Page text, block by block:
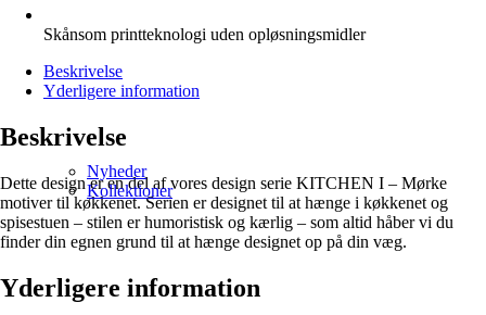
Nyheder
Kollektioner
Skånsom printteknologi uden opløsningsmidler
Beskrivelse
Yderligere information
Beskrivelse
Dette design er en del af vores design serie KITCHEN I – Mørke
motiver til køkkenet. Serien er designet til at hænge i køkkenet og
spisestuen – stilen er humoristisk og kærlig – som altid håber vi du
finder din egnen grund til at hænge designet op på din væg.
Yderligere information